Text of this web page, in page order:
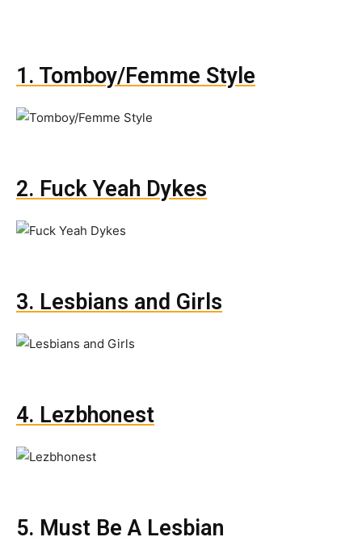
1. Tomboy/Femme Style
2. Fuck Yeah Dykes
3. Lesbians and Girls
4. Lezbhonest
5. Must Be A Lesbian